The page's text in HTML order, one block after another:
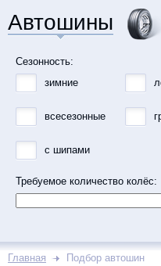
Автошины
Сезонность:
зимние
всесезонные
с шипами
Требуемое количество колёс:
Главная Подбор автошин